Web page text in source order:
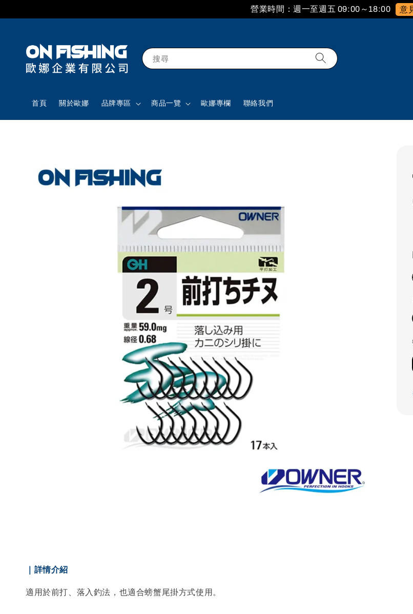
營業時間：週一至週五 09:00～18:00 意
搜尋
首頁 關於歐娜 品牌專區 商品一覽 歐娜專欄 聯絡我們
｜詳情介紹
適用於前打、落入釣法，也適合螃蟹尾掛方式使用。